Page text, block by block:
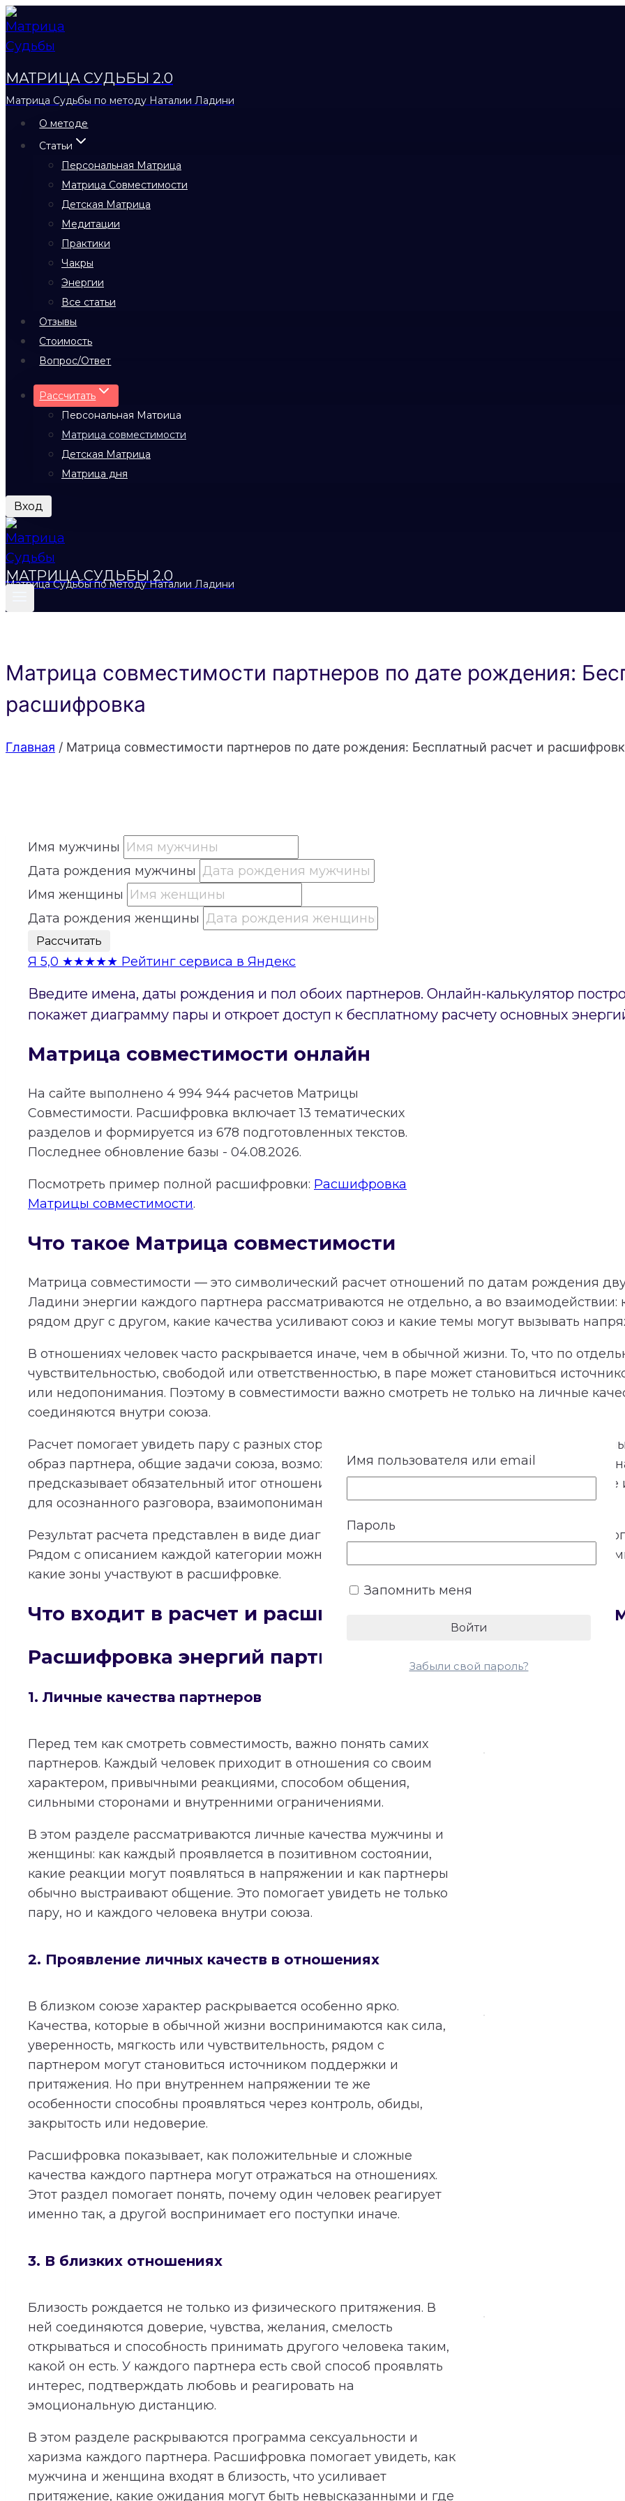
Перейти
к
содержимому
МАТРИЦА СУДЬБЫ 2.0
Матрица Судьбы по методу Наталии Ладини
О методе
Статьи
Персональная Матрица
Матрица Совместимости
Детская Матрица
Медитации
Практики
Чакры
Энергии
Все статьи
Отзывы
Стоимость
Вопрос/Ответ
Рассчитать
Персональная Матрица
Матрица совместимости
Детская Матрица
Матрица дня
Вход
МАТРИЦА СУДЬБЫ 2.0
Матрица Судьбы по методу Наталии Ладини
Матрица совместимости партнеров по дате рождения:
расшифровка
Главная / Матрица совместимости партнеров по дате рождения: Бесплатный расчет и
Имя мужчины
Дата рождения мужчины
Имя женщины
Дата рождения женщины
Рассчитать
Я 5,0 ★★★★★ Рейтинг сервиса в Яндекс
Введите имена, даты рождения и пол обоих партнеров. Онлайн-калькулятор
покажет диаграмму пары и откроет доступ к бесплатному расчету основных
Матрица совместимости онлайн
На сайте выполнено 4 994 944 расчетов Матрицы
Совместимости. Расшифровка включает13 тематических
разделов и формируется из 678 подготовленных текстов.
Последнее обновление базы - 04.08.2026.
Посмотреть пример полной расшифровки: Расшифровка
Матрицы совместимости.
Что такое Матрица совместимости
Матрица совместимости — это символический расчет отношений по датам рождения
Ладини энергии каждого партнера рассматриваются не отдельно, а во
рядом друг с другом, какие качества усиливают союз и какие темы могут вызывать
В отношениях человек часто раскрывается иначе, чем в обычной жизни. То, что по
чувствительностью, свободой или ответственностью, в паре может становиться
или недопонимания. Поэтому в совместимости важно смотреть не только на личные
соединяются внутри союза.
Расчет помогает увидеть пару с разных сторон: личные особенности мужчины и
образ партнера, общие задачи союза, возможные трудности, финансовую линию и
предсказывает обязательный итог отношений и не решает за партнеров, быть им
для осознанного разговора, взаимопонимания и более зрелого взаимодействия.
Результат расчета представлен в виде диаграммы. На ней отображаются энергии
Рядом с описанием каждой категории можно показать соответствующую часть
какие зоны участвуют в расшифровке.
Что входит в расчет и расшифровку Матрицы
Расшифровка энергий партнеров
1. Личные качества партнеров
Перед тем как смотреть совместимость, важно понять самих
партнеров. Каждый человек приходит в отношения со своим
характером, привычными реакциями, способом общения,
сильными сторонами и внутренними ограничениями.
В этом разделе рассматриваются личные качества мужчины и
женщины: как каждый проявляется в позитивном состоянии,
какие реакции могут появляться в напряжении и как партнеры
обычно выстраивают общение. Это помогает увидеть не только
пару, но и каждого человека внутри союза.
2. Проявление личных качеств в отношениях
В близком союзе характер раскрывается особенно ярко.
Качества, которые в обычной жизни воспринимаются как сила,
уверенность, мягкость или чувствительность, рядом с
партнером могут становиться источником поддержки и
притяжения. Но при внутреннем напряжении те же
особенности способны проявляться через контроль, обиды,
закрытость или недоверие.
Расшифровка показывает, как положительные и сложные
качества каждого партнера могут отражаться на отношениях.
Этот раздел помогает понять, почему один человек реагирует
именно так, а другой воспринимает его поступки иначе.
3. В близких отношениях
Близость рождается не только из физического притяжения. В
ней соединяются доверие, чувства, желания, смелость
открываться и способность принимать другого человека таким,
какой он есть. У каждого партнера есть свой способ проявлять
интерес, подтверждать любовь и реагировать на
эмоциональную дистанцию.
В этом разделе раскрываются программа сексуальности и
харизма каждого партнера. Расшифровка помогает увидеть, как
мужчина и женщина входят в близость, что усиливает
притяжение, какие ожидания могут быть невысказанными и где
Имя пользователя или email
Пароль
Запомнить меня
Забыли свой пароль?